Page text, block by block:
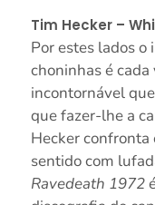
Tim Hecker –
Por estes lados o
choninhas é
incontornável
que fazer-lhe a
Hecker
sentido com
Ravedeath 1972